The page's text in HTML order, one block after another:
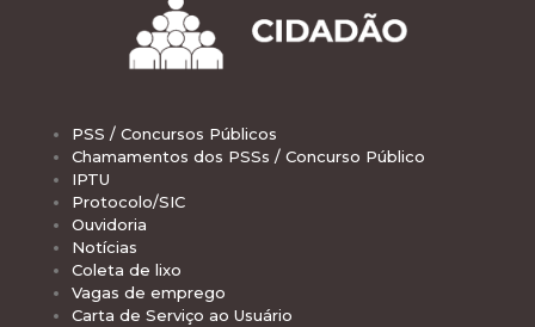
PSS / Concursos Públicos
Chamamentos dos PSSs / Concurso Público
IPTU
Protocolo/SIC
Ouvidoria
Notícias
Coleta de lixo
Vagas de emprego
Carta de Serviço ao Usuário